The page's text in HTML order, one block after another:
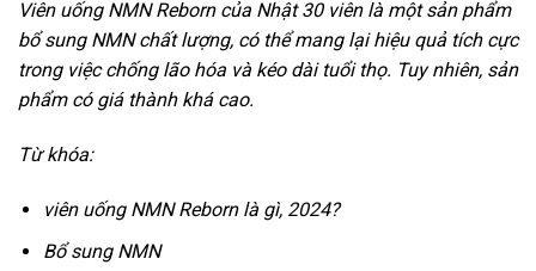
Viên uống NMN Reborn của Nhật 30 viên là một sản phẩm
bổ sung NMN chất lượng, có thể mang lại hiệu quả tích cực
trong việc chống lão hóa và kéo dài tuổi thọ. Tuy nhiên, sản
phẩm có giá thành khá cao.
Từ khóa:
viên uống NMN Reborn là gì, 2024?
Bổ sung NMN